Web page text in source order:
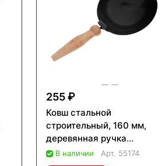
255 ₽
Ковш стальной
строительный, 160 мм,
деревянная ручка
Сибртех (86225)
В наличии Арт. 55174